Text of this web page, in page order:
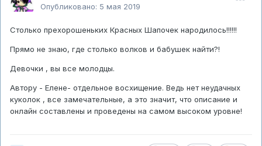
Опубликовано: 5 мая 2019
Столько прехорошеньких Красных Шапочек народилось!!!!!!
Прямо не знаю, где столько волков и бабушек найти?!
Девочки , вы все молодцы.
Автору - Елене- отдельное восхищение. Ведь нет неудачных
куколок , все замечательные, а это значит, что описание и
онлайн составлены и проведены на самом высоком уровне!